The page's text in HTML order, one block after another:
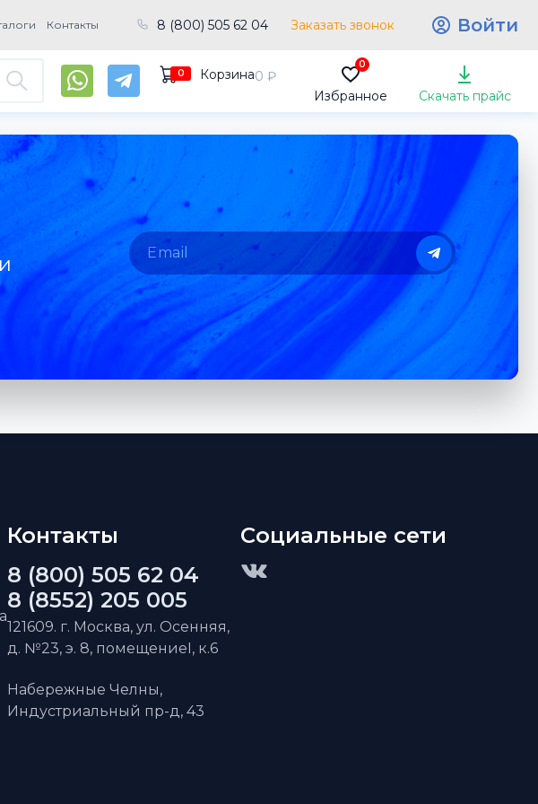
Контакты 8 (800) 505 62 04 Заказать звонок Войти
0 Корзина0 ₽
0
Избранное Скачать прайс
Контакты
8 (800) 505 62 04
8 (8552) 205 005
121609. г. Москва, ул. Осенняя,
д. №23, э. 8, помещениеI, к.6
Набережные Челны,
Индустриальный пр-д, 43
Социальные сети